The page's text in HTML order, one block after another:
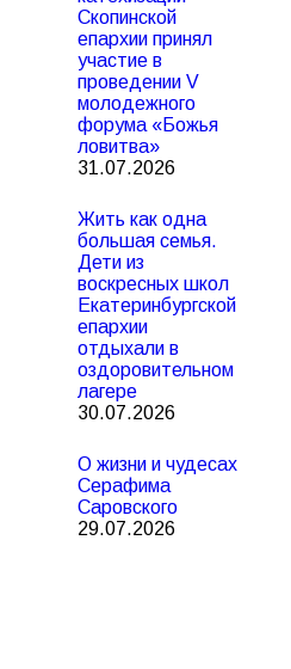
Скопинской
епархии принял
участие в
проведении V
молодежного
форума «Божья
ловитва»
31.07.2026
Жить как одна
большая семья.
Дети из
воскресных школ
Екатеринбургской
епархии
отдыхали в
оздоровительном
лагере
30.07.2026
О жизни и чудесах
Серафима
Саровского
29.07.2026